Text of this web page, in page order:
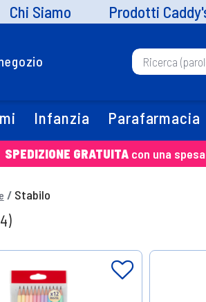
Chi Siamo Prodotti
Infanzia Parafarmacia
SPEDIZIONE GRATUITA con una
Stabilo